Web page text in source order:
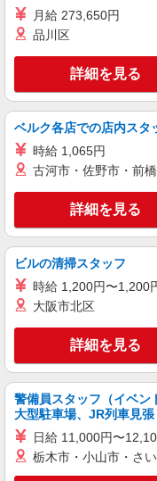
月給 273,650円
品川区
詳細を見る
ベルク各店での店内スタ
時給 1,065円
古河市・佐野市・前
詳細を見る
ビルの清掃スタッフ
時給 1,200円〜1,200
大阪市北区
詳細を見る
警備員スタッフ（イベン
大型駐車場、JR列車見張
日給 11,000円〜
栃木市・小山市・さ